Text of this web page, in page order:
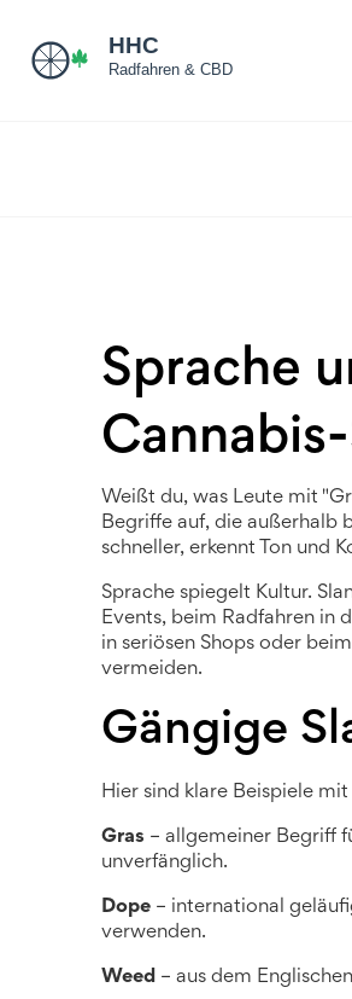
Sprache
Weißt du, was Leute mit
Begriffe auf, die außerhalb
schneller, erkennt Ton und
Sprache spiegelt Kultur.
Events, beim Radfahren in
in seriösen Shops oder
vermeiden.
Gängige
Hier sind klare Beispiele
Gras – allgemeiner Begriff
unverfänglich.
Dope – international
verwenden.
Weed – aus dem